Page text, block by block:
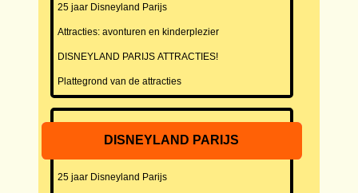
25 jaar Disneyland Parijs
Attracties: avonturen en kinderplezier
DISNEYLAND PARIJS ATTRACTIES!
Plattegrond van de attracties
DISNEYLAND PARIJS
25 jaar Disneyland Parijs